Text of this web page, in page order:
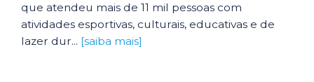
que atendeu mais de 11 mil pessoas com
atividades esportivas, culturais, educativas e de
lazer dur... [saiba mais]